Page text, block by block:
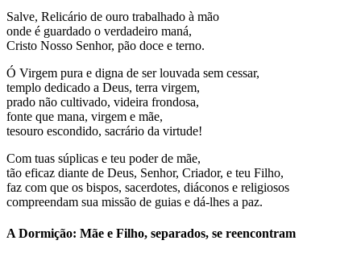
Salve, Relicário de ouro trabalhado à mão
onde é guardado o verdadeiro maná,
Cristo Nosso Senhor, pão doce e terno.
Ó Virgem pura e digna de ser louvada sem cessar,
templo dedicado a Deus, terra virgem,
prado não cultivado, videira frondosa,
fonte que mana, virgem e mãe,
tesouro escondido, sacrário da virtude!
Com tuas súplicas e teu poder de mãe,
tão eficaz diante de Deus, Senhor, Criador, e teu Filho,
faz com que os bispos, sacerdotes, diáconos e religiosos
compreendam sua missão de guias e dá-lhes a paz.
A Dormição: Mãe e Filho, separados, se reencontram